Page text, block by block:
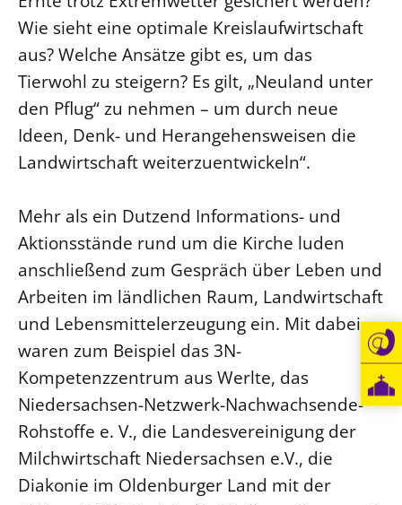
Wie sieht eine optimale Kreislaufwirtschaft
aus? Welche Ansätze gibt es, um das
Tierwohl zu steigern? Es gilt, „Neuland unter
den Pflug“ zu nehmen – um durch neue
Ideen, Denk- und Herangehensweisen die
Landwirtschaft weiterzuentwickeln“.
Mehr als ein Dutzend Informations- und
Aktionsstände rund um die Kirche luden
anschließend zum Gespräch über Leben und
Arbeiten im ländlichen Raum, Landwirtschaft
und Lebensmittelerzeugung ein. Mit dabei
waren zum Beispiel das 3N-
Kompetenzzentrum aus Werlte, das
Niedersachsen-Netzwerk-Nachwachsende-
Rohstoffe e. V., die Landesvereinigung der
Milchwirtschaft Niedersachsen e.V., die
Diakonie im Oldenburger Land mit der